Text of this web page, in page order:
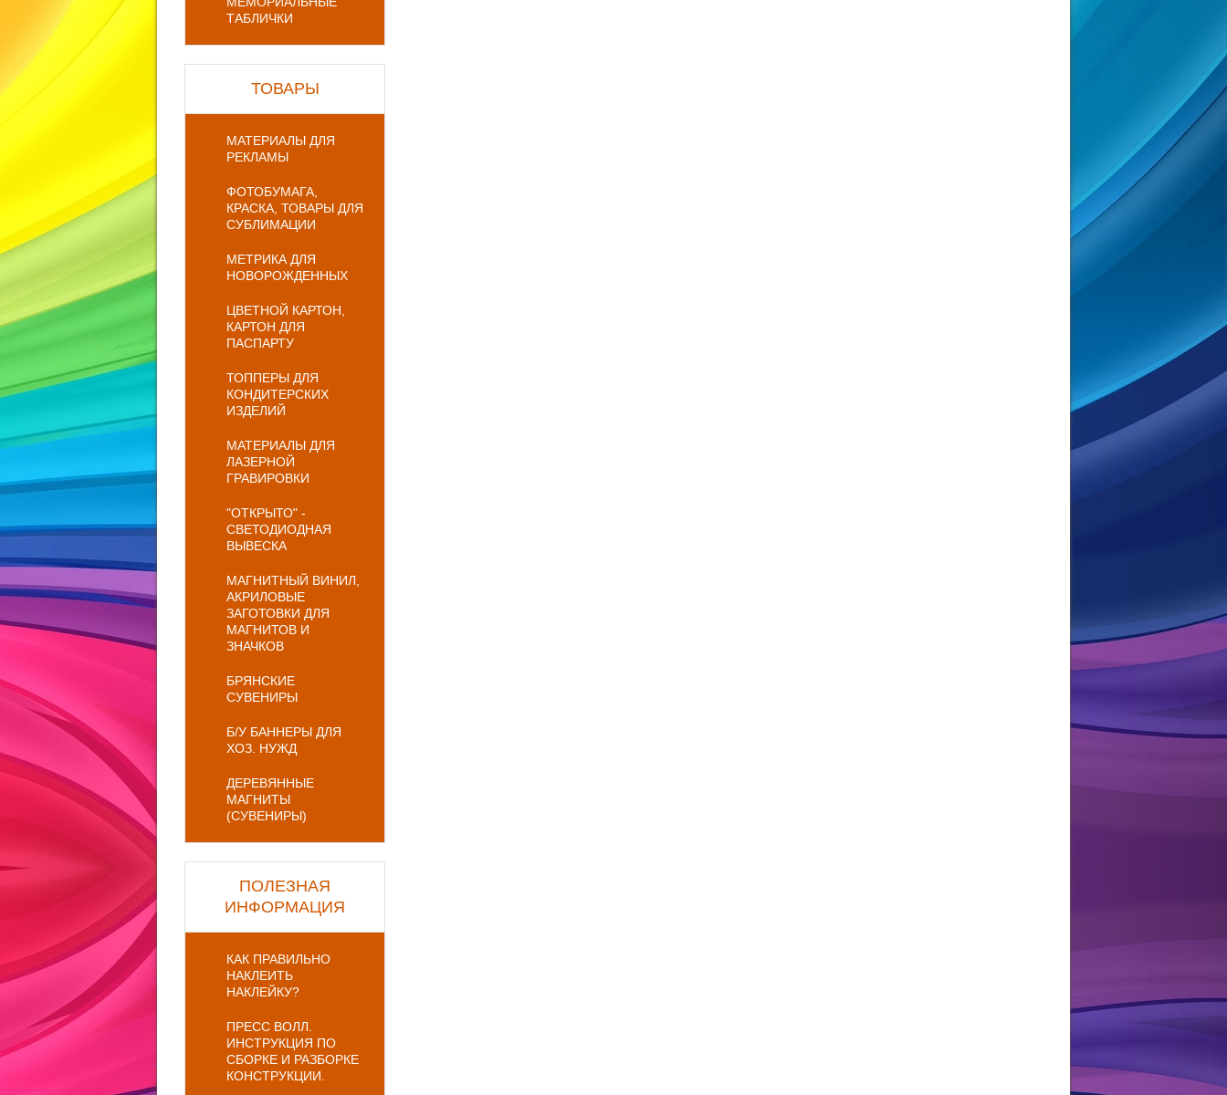
ТАБЛИЧКИ
ТОВАРЫ
МАТЕРИАЛЫ ДЛЯ
РЕКЛАМЫ
ФОТОБУМАГА,
КРАСКА, ТОВАРЫ ДЛЯ
СУБЛИМАЦИИ
МЕТРИКА ДЛЯ
НОВОРОЖДЕННЫХ
ЦВЕТНОЙ КАРТОН,
КАРТОН ДЛЯ
ПАСПАРТУ
ТОППЕРЫ ДЛЯ
КОНДИТЕРСКИХ
ИЗДЕЛИЙ
МАТЕРИАЛЫ ДЛЯ
ЛАЗЕРНОЙ
ГРАВИРОВКИ
"ОТКРЫТО" -
СВЕТОДИОДНАЯ
ВЫВЕСКА
МАГНИТНЫЙ ВИНИЛ,
АКРИЛОВЫЕ
ЗАГОТОВКИ ДЛЯ
МАГНИТОВ И
ЗНАЧКОВ
БРЯНСКИЕ
СУВЕНИРЫ
Б/У БАННЕРЫ ДЛЯ
ХОЗ. НУЖД
ДЕРЕВЯННЫЕ
МАГНИТЫ
(СУВЕНИРЫ)
ПОЛЕЗНАЯ
ИНФОРМАЦИЯ
КАК ПРАВИЛЬНО
НАКЛЕИТЬ
НАКЛЕЙКУ?
ПРЕСС ВОЛЛ.
ИНСТРУКЦИЯ ПО
СБОРКЕ И РАЗБОРКЕ
КОНСТРУКЦИИ.